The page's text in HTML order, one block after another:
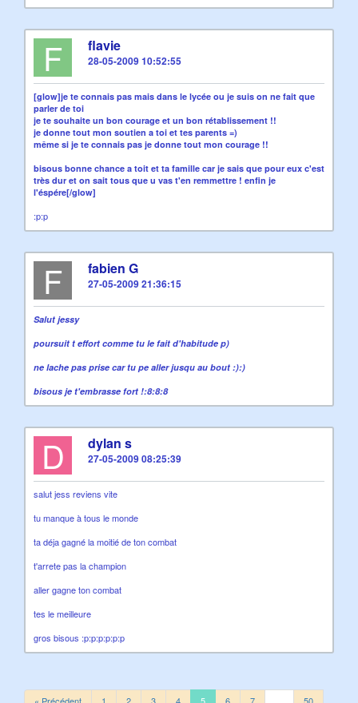
F flavie
28-05-2009 10:52:55
[glow]je te connais pas mais dans le lycée ou je suis on ne fait que
parler de toi
je te souhaite un bon courage et un bon rétablissement !!
je donne tout mon soutien a toi et tes parents =)
même si je te connais pas je donne tout mon courage !!
bisous bonne chance a toit et ta famille car je sais que pour eux c'est
très dur et on sait tous que u vas t'en remmettre ! enfin je
l'éspére[/glow]
:p:p
F fabien G
27-05-2009 21:36:15
Salut jessy
poursuit t effort comme tu le fait d'habitude p)
ne lache pas prise car tu pe aller jusqu au bout :):)
bisous je t'embrasse fort !:8:8:8
D dylan s
27-05-2009 08:25:39
salut jess reviens vite
tu manque à tous le monde
ta déja gagné la moitié de ton combat
t'arrete pas la champion
aller gagne ton combat
tes le meilleure
gros bisous :p:p:p:p:p:p